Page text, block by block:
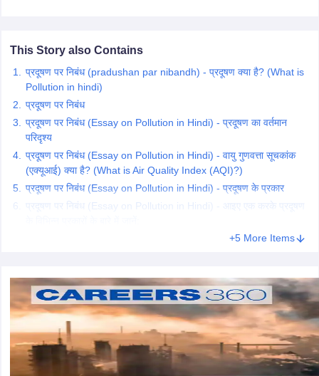
GSEB SSC Question PapersGoa Board SSC Question Paper
10th SyllabusJAC 10th SyllabusOdisha 10th SyllabusKerala
for Class 10Syllabus for Class 11
2026 Digital Gujarat Scholarship 2026-27
Knowledge Olympiad
This Story also Contains
प्रदूषण पर निबंध (pradushan par nibandh) - प्रदूषण क्या है? (What is
Pollution in hindi)
प्रदूषण पर निबंध
प्रदूषण पर निबंध (Essay on Pollution in Hindi) - प्रदूषण का वर्तमान
परिदृश्य
प्रदूषण पर निबंध (Essay on Pollution in Hindi) - वायु गुणवत्ता सूचकांक
(एक्यूआई) क्या है? (What is Air Quality Index (AQI)?)
प्रदूषण पर निबंध (Essay on Pollution in Hindi) - प्रदूषण के प्रकार
प्रदूषण पर निबंध (Essay on Pollution in Hindi) - आइए एक करके प्रदूषण
+5 More Items